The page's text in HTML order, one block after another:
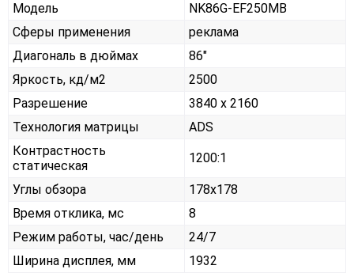
Модель
NK86G-EF250MB
Сферы применения
реклама
Диагональ в дюймах
86"
Яркость, кд/м2
2500
Разрешение
3840 x 2160
Технология матрицы
ADS
Контрастность
статическая
1200:1
Углы обзора
178x178
Время отклика, мс
8
Режим работы, час/день
24/7
Ширина дисплея, мм
1932